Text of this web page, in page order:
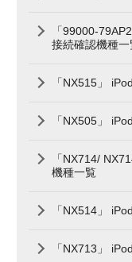
「99000-
接続確認機種一
「NX515」
「NX505」
「NX714/
機種一覧
「NX514」
「NX713」